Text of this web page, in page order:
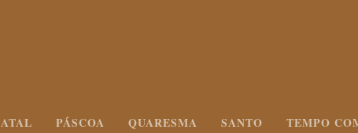
PÁSCOA QUARESMA SANTO TEMPO